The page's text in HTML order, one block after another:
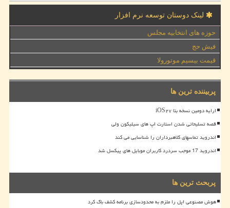
لینک دوستان توسعه نرم افزار
حوزه های انتخابیه مجلس
فیش حج
قیمت بیسیم موتورولا
پربیننده ترین ها
ارایه دومین نسخه بتا iOS۲۷
قصه تسلیحاتی شدن استارت اپ های سیلیکون ولی
اندروید تماسهای کلاهبرداران را شناسایی می کند
اندروید 17 موجب سردرد کاربران موبایل های پیکسل شد
پربحث ترین ها
هوش مصنوعی اپل را ملزم به محدودسازی برنامه کشف باگ کرد